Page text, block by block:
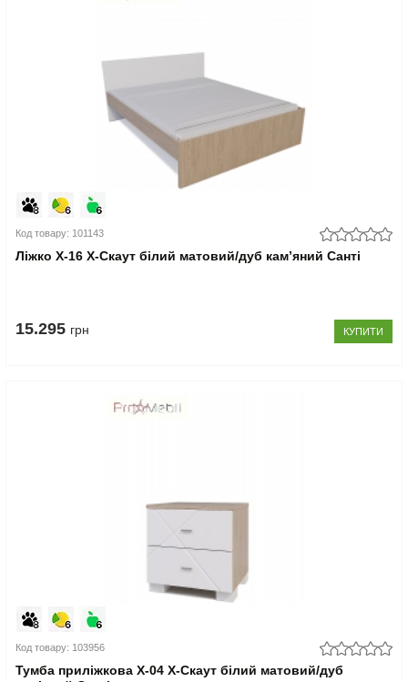
Код товару: 101143
Ліжко Х-16 X-Скаут білий матовий/дуб кам’яний Санті
15.295 грн КУПИТИ
Код товару: 103956
Тумба приліжкова Х-04 X-Скаут білий матовий/дуб